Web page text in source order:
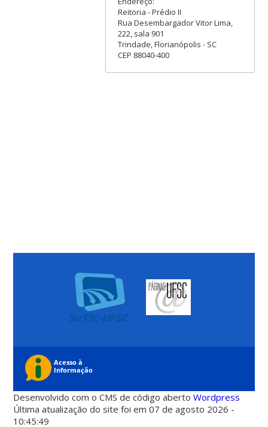
Reitoria - Prédio II
Rua Desembargador Vitor Lima,
222, sala 901
Trindade, Florianópolis - SC
CEP 88040-400
Desenvolvido com o CMS de código abertoWordpress
Última atualização do site foi em 07 de agosto 2026 -
10:45:49